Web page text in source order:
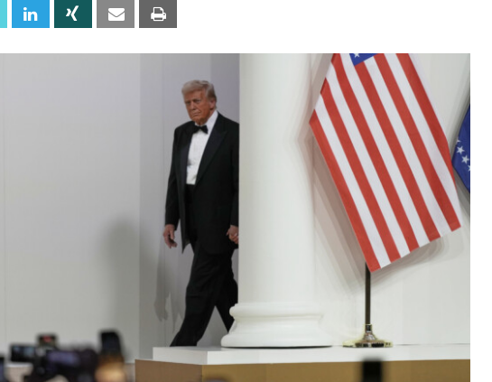
Twitter Linkedin Xing Email